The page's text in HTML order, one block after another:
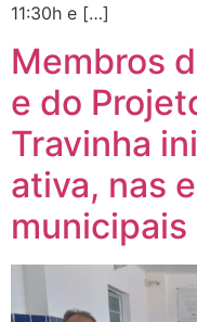
11:30h e […]
Membros
e do
Travinha
ativa, nas
municipais